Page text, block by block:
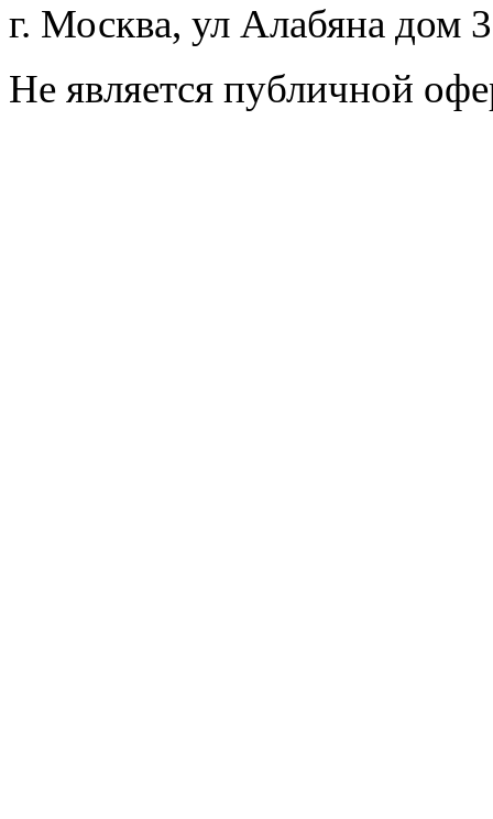
г. Москва, ул Алабяна дом
Не является публичной